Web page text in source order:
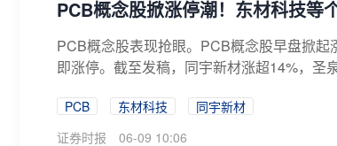
PCB概念股掀涨停潮！东材科技等
PCB概念股表现抢眼。PCB概念股早盘掀
即涨停。截至发稿，同宇新材涨超14%，圣
PCB 东材科技
同宇新材
证券时报
06-09 10:06